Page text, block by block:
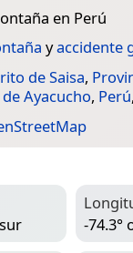
en Perú
yaccidente
de Saisa,
Ayacucho, Perú,
-74.3°